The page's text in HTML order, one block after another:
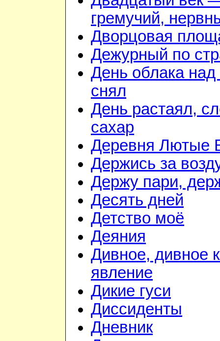
гремучий,
Дворцовая
Дежурный по
День облака
снял
День растаял,
сахар
Деревня Лютые
Держись за
Держу пари,
Десять дней
Детство моё
Деяния
Дивное, дивное
явление
Дикие гуси
Диссиденты
Дневник